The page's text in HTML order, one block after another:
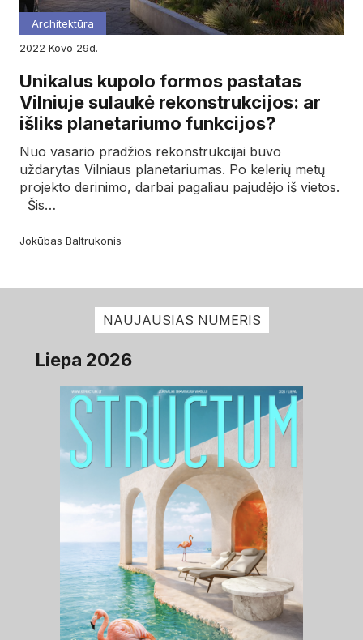
Architektūra
2022
kovo 29d.
Unikalus kupolo formos pastatas
Vilniuje sulaukė rekonstrukcijos: ar
išliks planetariumo funkcijos?
Nuo vasario pradžios rekonstrukcijai buvo
uždarytas Vilniaus planetariumas. Po kelerių metų
projekto derinimo, darbai pagaliau pajudėjo iš vietos.
Šis…
Jokūbas Baltrukonis
NAUJAUSIAS NUMERIS
Liepa 2026